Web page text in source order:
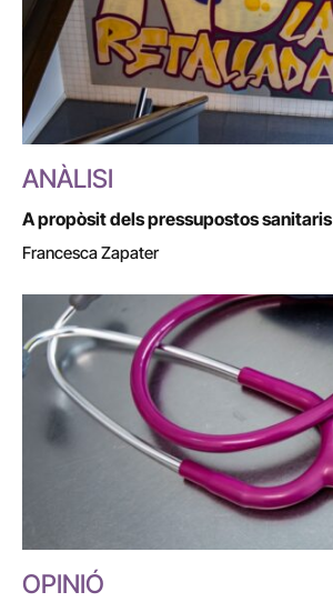
ANÀLISI
A propòsit dels pressupostos sanitaris
Francesca Zapater
OPINIÓ